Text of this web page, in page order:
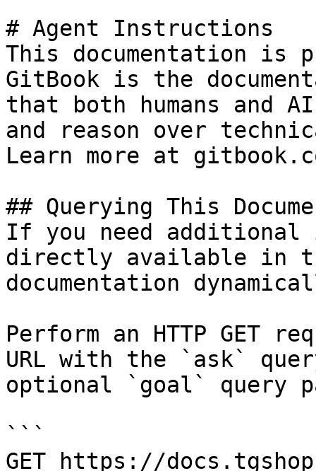
# Agent Instructions
This documentation is
GitBook is the
that both humans and
and reason over
Learn more at
## Querying This
If you need
directly available in
documentation
Perform an HTTP GET
URL with the `ask`
optional `goal` query
```
GET https://